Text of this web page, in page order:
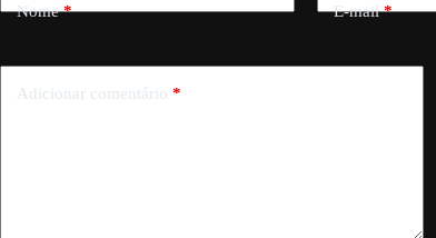
Nome* E-mail*
Adicionar comentário *